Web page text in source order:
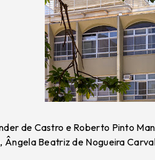
de Castro e Roberto Pinto
Ângela Beatriz de Nogueira